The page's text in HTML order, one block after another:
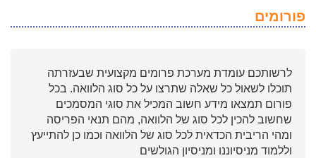
פורומים
לרשותכם עומדת מערכת פרומים מקצועית שבעזרתה
תוכלו לשאול כל שאלה שתרצו על כל סוג הלוואה. בכל
פורום תמצאו מידע חשוב המכיל את סוגי המסמכים
שחשוב להכין לכל סוג של הלוואה, מהם תנאי הפריסה
ומהי הריבית הכדאית לכל סוג של הלוואה וכמו כן להתייעץ
וללמוד מניסיוננו ומניסיון הגולשים